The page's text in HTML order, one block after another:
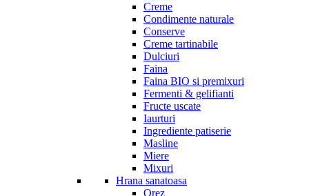
Creme
Condimente naturale
Conserve
Creme tartinabile
Dulciuri
Faina
Faina BIO si premixuri
Fermenti & gelifianti
Fructe uscate
Iaurturi
Ingrediente patiserie
Masline
Miere
Mixuri
Hrana sanatoasa
Orez